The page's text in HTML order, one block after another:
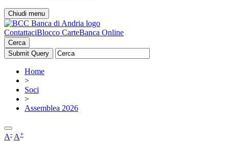
Chiudi menu
ContattaciBlocco CarteBanca Online
Cerca
Home
>
Soci
>
Assemblea 2026
A- A+